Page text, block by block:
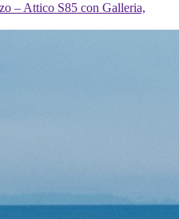
– Attico S85 con Galleria,